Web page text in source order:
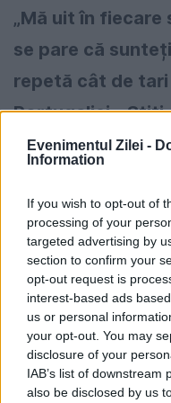
Evenimentul Zilei -
Information
If you wish to opt-out of
processing of your
targeted advertising by
section to confirm your
opt-out request is
interest-based ads
us or personal
your opt-out. You may
disclosure of your
IAB’s list of
also be disclosed by us
„Mă uit în fiecare
se pare că
repetă cât de
Portugaliei... Știți
Respectați-ne!
Atmosfera la lot
foarte agresiv,
turneul! E
întreaga carieră
singuri”, a tunat
Călin)